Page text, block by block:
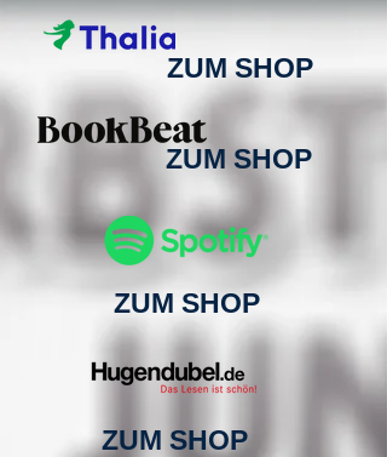
ZUM SHOP
ZUM SHOP
ZUM SHOP
ZUM SHOP